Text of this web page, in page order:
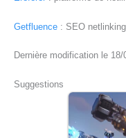
Getfluence : SEO
Dernière modification le 18/
Suggestions